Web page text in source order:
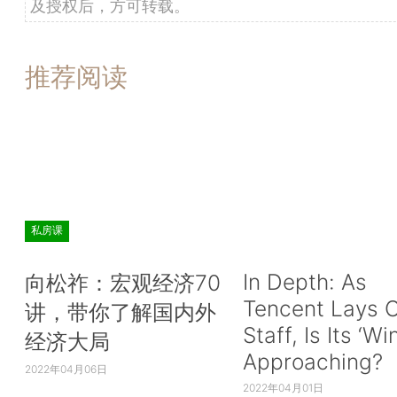
及授权后，方可转载。
推荐阅读
私房课
向松祚：宏观经济70
讲，带你了解国内外
经济大局
2022年04月06日
In Depth: As
Tencent Lays
Staff, Is Its
Approaching?
2022年04月01日